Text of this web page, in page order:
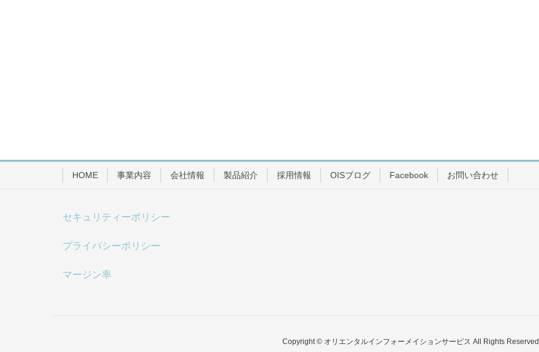
HOME 事業内容 会社情報 製品紹介 採用情報 OISブログ Facebook お問い合わせ
セキュリティーポリシー
プライバシーポリシー
マージン率
Copyright © オリエンタルインフォーメイションサービス All Rights Reserved.